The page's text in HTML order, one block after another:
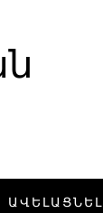
ԱՎԵԼԱՑՆԵԼ